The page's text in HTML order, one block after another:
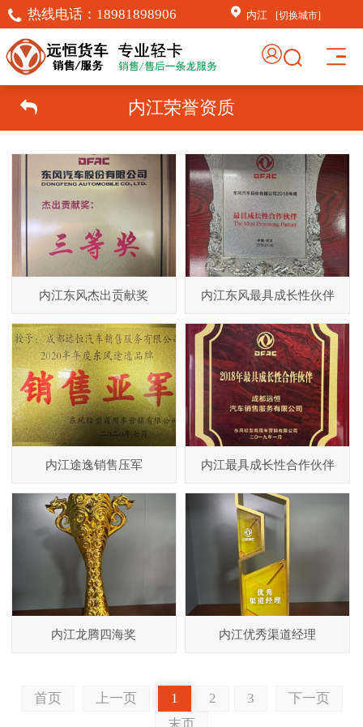
热线电话： 18981898906 内江 [切换城市]
内江荣誉资质
内江东风杰出贡献奖 内江东风最具成长性伙伴
内江途逸销售压军 内江最具成长性合作伙伴
内江龙腾四海奖 内江优秀渠道经理
首页 上一页 1 2 3
下一页